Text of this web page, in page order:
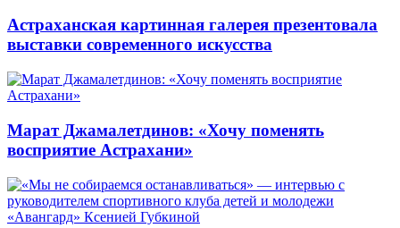
Астраханская картинная галерея презентовала
выставки современного искусства
Марат Джамалетдинов: «Хочу поменять
восприятие Астрахани»